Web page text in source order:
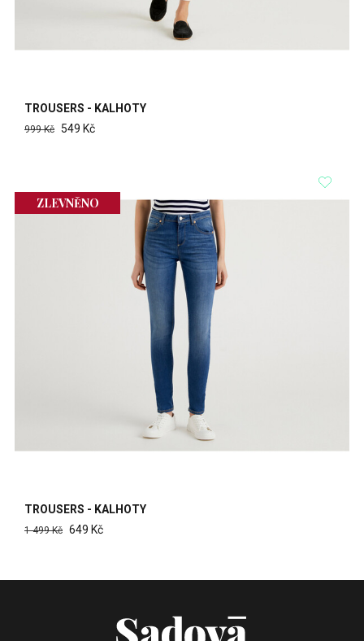
TROUSERS - KALHOTY
999 Kč 549 Kč
ZLEVNĚNO
TROUSERS - KALHOTY
1 499 Kč 649 Kč